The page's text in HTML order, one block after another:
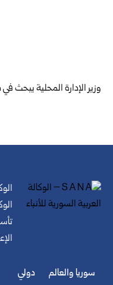
وزير الإدارة المحلية يبحث
سوريا والعالم دولي